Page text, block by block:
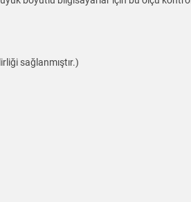
sağlanmıştır.)